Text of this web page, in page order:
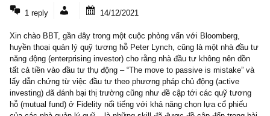
1 reply 14/12/2021
Xin chào BBT, gần đây trong một cuộc phỏng vấn với Bloomberg,
huyền thoại quản lý quỹ tương hỗ Peter Lynch, cũng là một nhà
năng động (enterprising investor) cho rằng nhà đầu tư không nên
tất cả tiền vào đầu tư thụ động – “The move to passive is